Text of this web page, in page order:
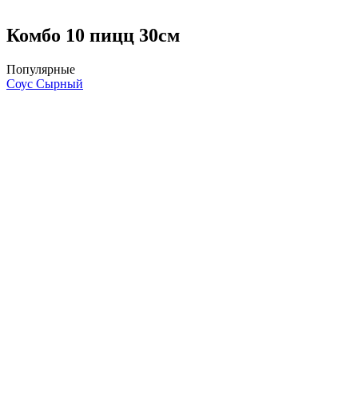
Комбо 10 пицц 30см
Популярные
Соус Сырный